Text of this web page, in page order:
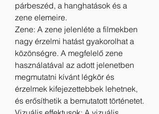
párbeszéd, a hanghatások és a
zene elemeire.
Zene: A zene jelenléte a filmekben
nagy érzelmi hatást gyakorolhat a
közönségre. A megfelelő zene
használatával az adott jelenetben
megmutatni kívánt légkör és
érzelmek kifejezettebbek lehetnek,
és erősíthetik a bemutatott történetet.